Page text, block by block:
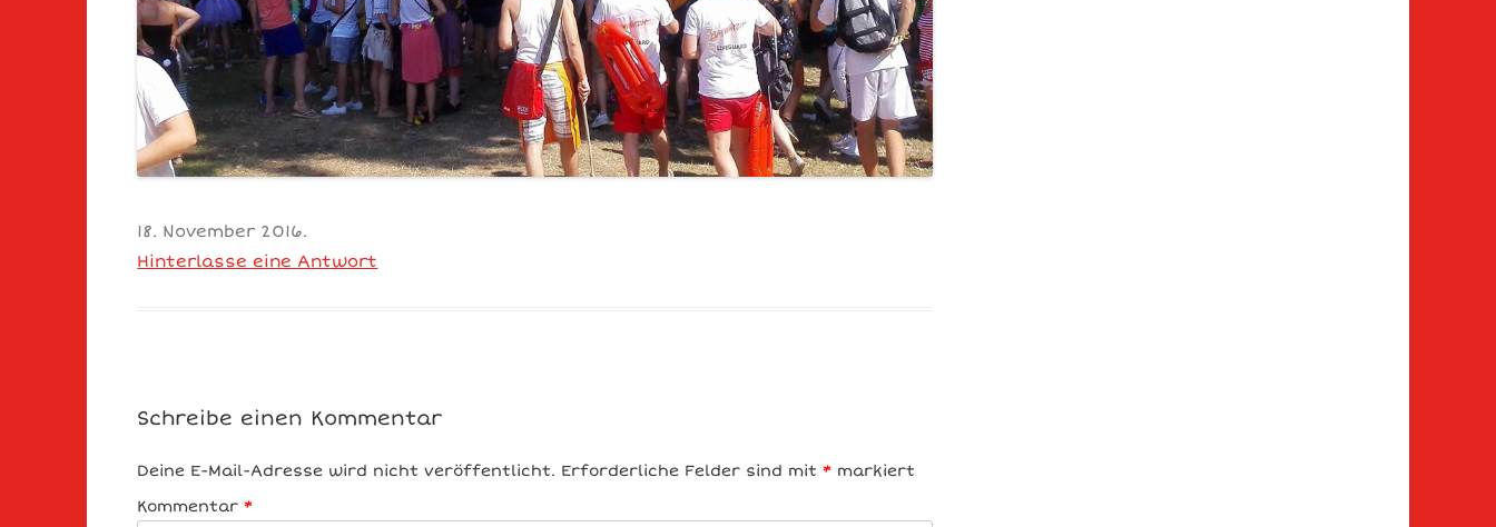
18. November 2016.
Hinterlasse eine Antwort
Schreibe einen Kommentar
Deine E-Mail-Adresse wird nicht veröffentlicht. Erforderliche Felder sind mit* markiert
Kommentar*